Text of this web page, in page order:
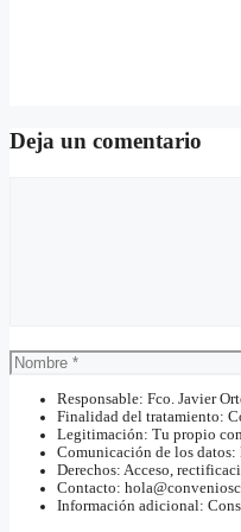
Deja un comentario
Nombre
Responsable: Fco. Javier
Finalidad del tratamiento:
Legitimación: Tu propio
Comunicación de los
Derechos: Acceso,
Contacto:
Información adicional: